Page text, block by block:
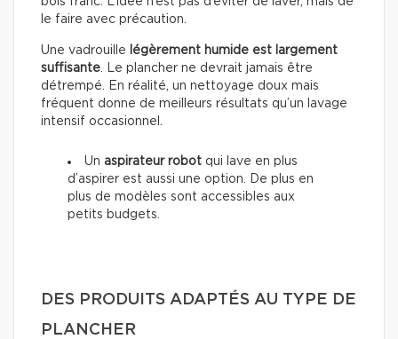
le faire avec précaution.
Une vadrouille
légèrement humide est largement
suffisante . Le plancher ne devrait jamais être
détrempé. En réalité, un nettoyage doux mais
fréquent donne de meilleurs résultats qu’un lavage
intensif occasionnel.
Un aspirateur robot qui lave en plus
d’aspirer est aussi une option. De plus en
plus de modèles sont accessibles aux
petits budgets.
DES PRODUITS ADAPTÉS AU TYPE DE
PLANCHER